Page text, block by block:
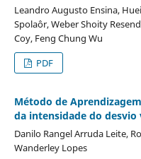
Leandro Augusto Ensina,
Spolaôr, Weber Shoity
Coy, Feng Chung Wu
PDF
Método de
da intensidade do
Danilo Rangel Arruda Leite,
Wanderley Lopes